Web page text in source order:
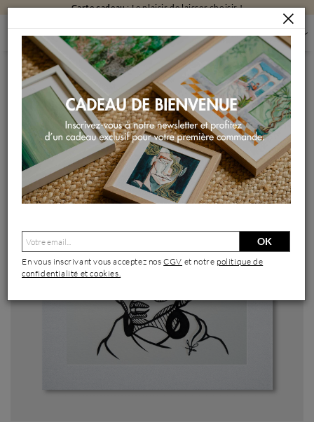
Carte cadeau: Le plaisir de laisser choisir !
PEINTURES PEINTURES PAR FORMAT
PEINTURES PETIT FORMAT
PORTRAIT DE FEMME #4
Peinture Portrait de Femme #4 par Atalanta Vanessa | Tableau
Portraits Société Papier
OK
En vous inscrivant vous acceptez nosCGV et notre politique de
confidentialité et cookies.